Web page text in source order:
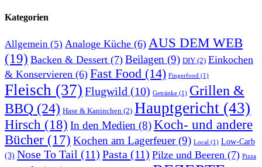
Kategorien
Allgemein (5) Analoge Küche (6) AUS DEM WEB
(19) Backen & Dessert (7) Beilagen (9) DIY (2) Einkochen
& Konservieren (6) Fast Food (14) Fingerfood (1)
Fleisch (37) Flugwild (10) Getränke (1) Grillen &
BBQ (24) Hase & Kaninchen (2) Hauptgericht (43)
Hirsch (18) In den Medien (8)Koch- und andere
Bücher (17) Kochen am Lagerfeuer(9) Local (1) Low-Carb
(3) Nose To Tail (11) Pasta (11) Pilze und Beeren (7) Pizza